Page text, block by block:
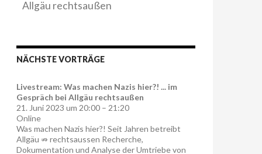
Allgäu rechtsaußen
NÄCHSTE VORTRÄGE
Livestream: Was machen Nazis hier?! ... im
Gespräch bei Allgäu rechtsaußen
21. Juni 2023 um 20:00 – 21:20
Online
Was machen Nazis hier?! Seit Jahren betreibt
Allgäu ⇏ rechtsaussen Recherche,
Dokumentation und Analyse der Umtriebe von